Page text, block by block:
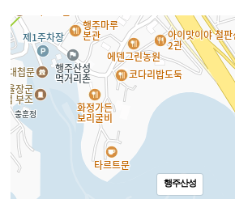
행사개요/일정
찾아오시는 길
행주산성